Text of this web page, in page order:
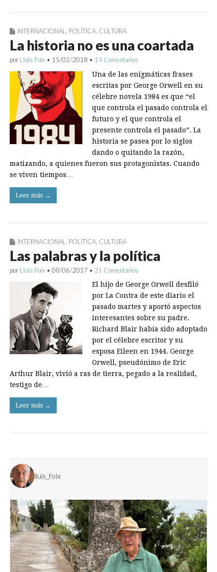
INTERNACIONAL POLÍTICA CULTURA
La historia no es una coartada
por Lluís Foix • 15/02/2018 • 14 Comentarios
Una de las enigmáticas frases
escritas por George Orwell en su
célebre novela 1984 es que “el
que controla el pasado controla el
futuro y el que controla el
presente controla el pasado”. La
historia se pasea por lo siglos
dando o quitando la razón,
matizando, a quienes fueron sus protagonistas. Cuando
se viven tiempos…
Leer más →
INTERNACIONAL POLÍTICA CULTURA
Las palabras y la política
por Lluís Foix • 08/06/2017 • 21 Comentarios
El hijo de George Orwell desfiló
por La Contra de este diario el
pasado martes y aportó aspectos
interesantes sobre su padre.
Richard Blair había sido adoptado
por el célebre escritor y su
esposa Eileen en 1944. George
Orwell, pseudónimo de Eric
Arthur Blair, vivió a ras de tierra, pegado a la realidad,
testigo de…
Leer más →
lluis_foix